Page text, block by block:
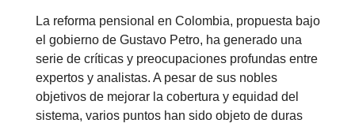
La reforma pensional en Colombia, propuesta bajo
el gobierno de Gustavo Petro, ha generado una
serie de críticas y preocupaciones profundas entre
expertos y analistas. A pesar de sus nobles
objetivos de mejorar la cobertura y equidad del
sistema, varios puntos han sido objeto de duras